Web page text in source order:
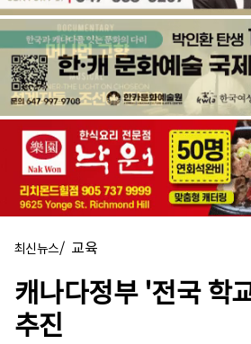
최신뉴스/ 교육
캐나다정부 '전국 학
추진